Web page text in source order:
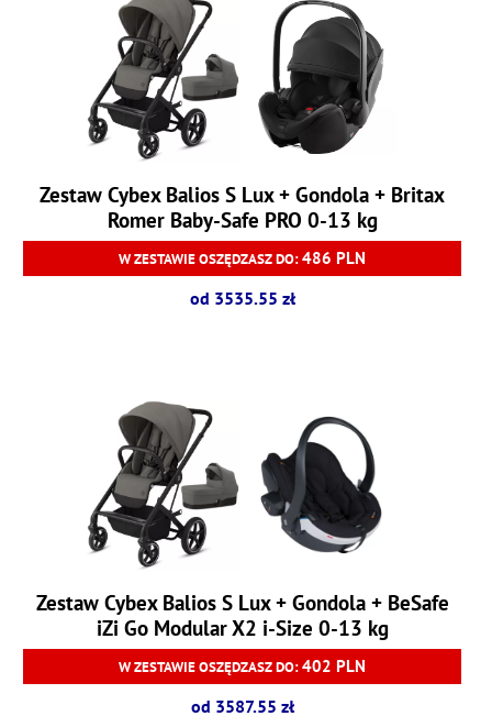
Zestaw Cybex Balios S Lux + Gondola + Britax
Romer Baby-Safe PRO 0-13 kg
W ZESTAWIE OSZĘDZASZ DO:486 PLN
od 3535.55 zł
Zestaw Cybex Balios S Lux + Gondola + BeSafe
iZi Go Modular X2 i-Size 0-13 kg
W ZESTAWIE OSZĘDZASZ DO:402 PLN
od 3587.55 zł